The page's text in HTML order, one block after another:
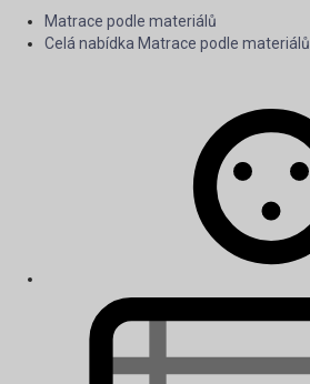
Matrace podle materiálů
Celá nabídka Matrace podle materiálů